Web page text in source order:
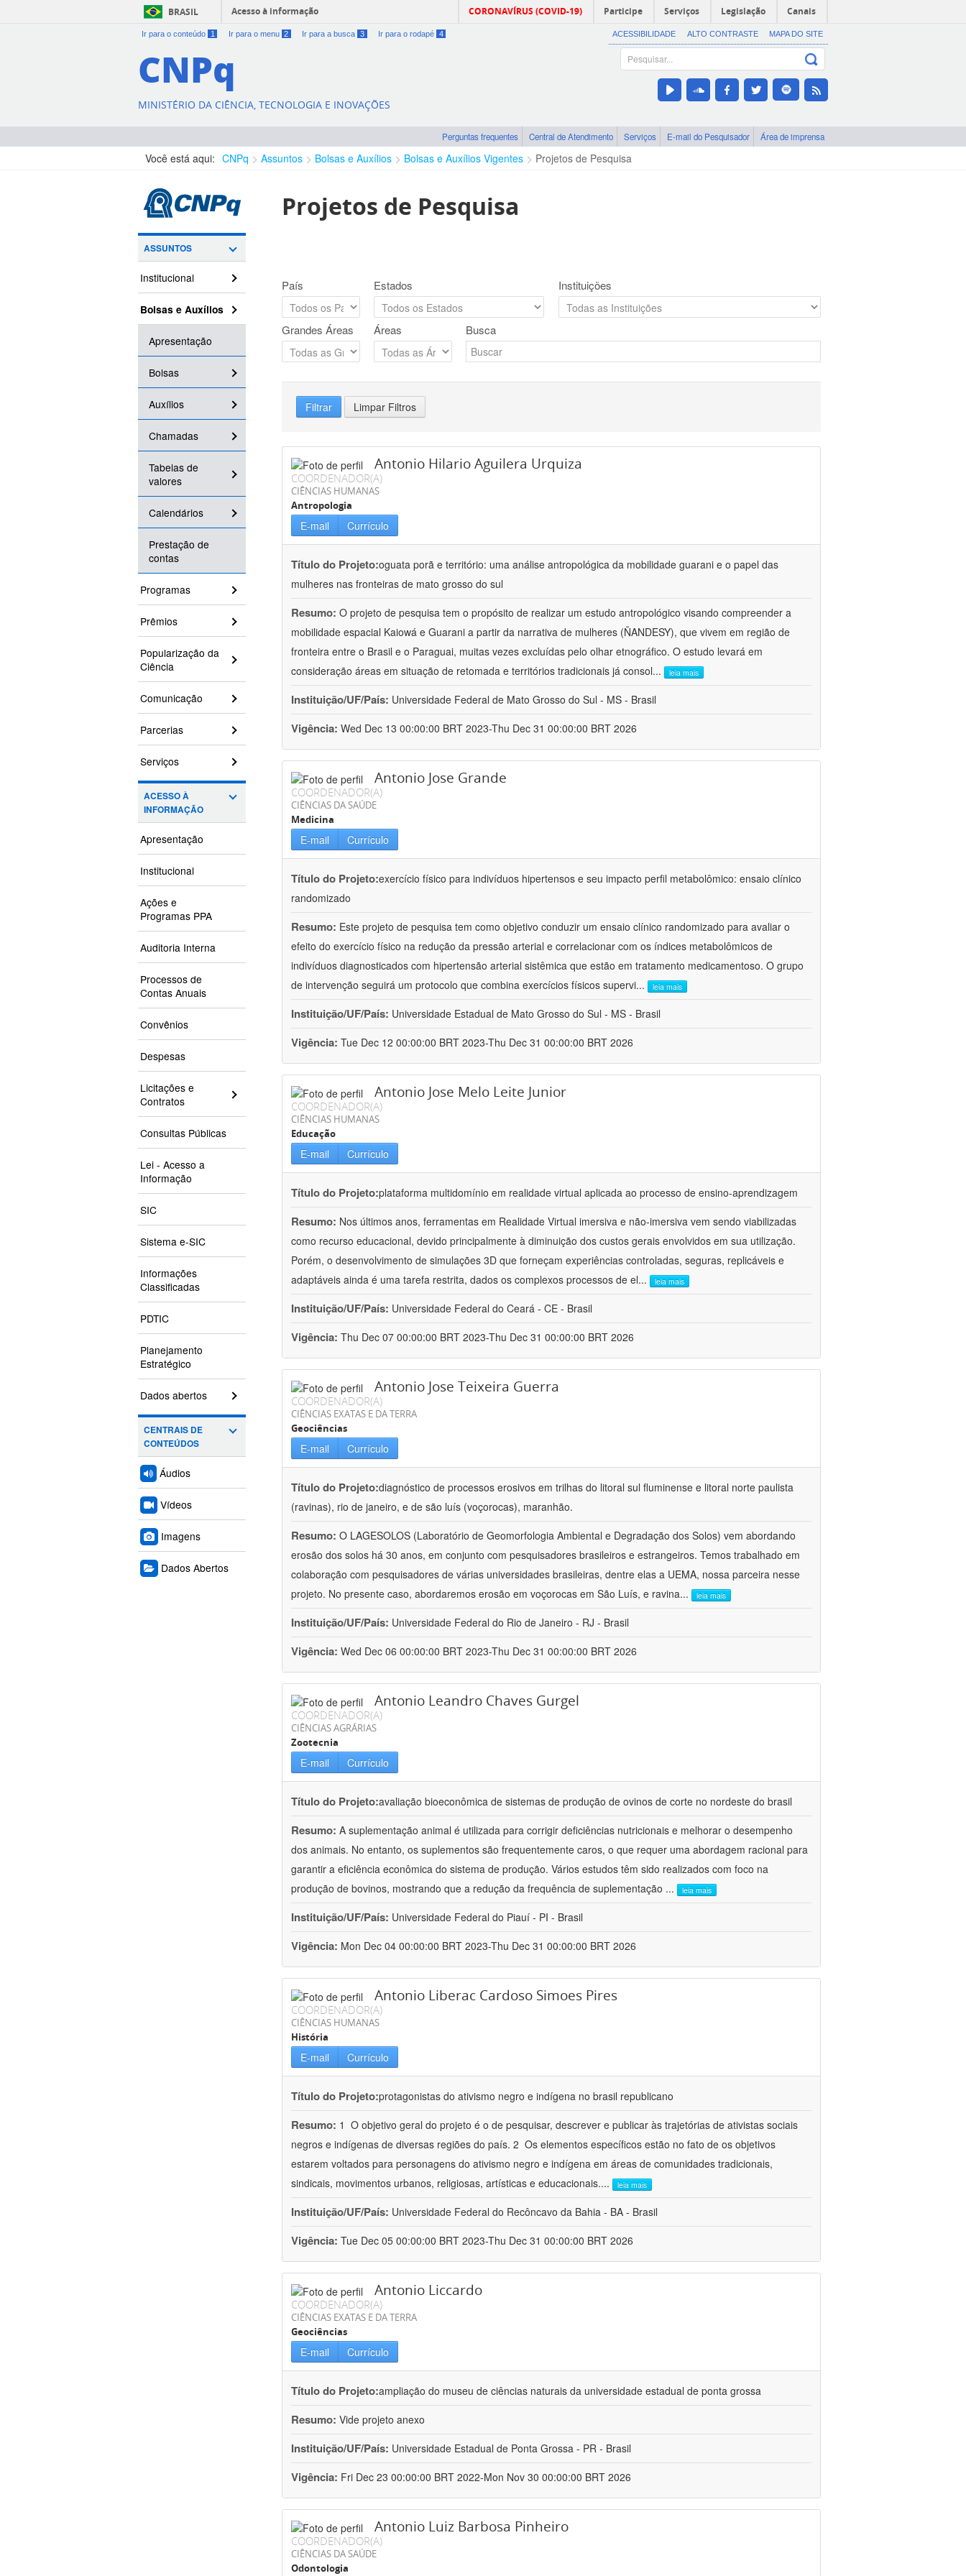
BRASIL Acesso à informação CORONAVÍRUS (COVID-19) Participe Serviços Legislação Canais
Ir para o conteúdo 1 Ir para o menu 2 Ir para a busca 3 Ir para o rodapé 4 ACESSIBILIDADE ALTO CONTRASTE MAPA DO SITE
CNPq
MINISTÉRIO DA CIÊNCIA, TECNOLOGIA E INOVAÇÕES
Perguntas frequentes Central de Atendimento Serviços E-mail do Pesquisador Área de imprensa
Você está aqui: CNPq Assuntos Bolsas e Auxílios Bolsas e Auxílios Vigentes Projetos de Pesquisa
ASSUNTOS
Institucional
Bolsas e Auxílios
Apresentação
Bolsas
Auxílios
Chamadas
Tabelas de
valores
Calendários
Prestação de
contas
Programas
Prêmios
Popularização da
Ciência
Comunicação
Parcerias
Serviços
ACESSO À
INFORMAÇÃO
Apresentação
Institucional
Ações e
Programas PPA
Auditoria Interna
Processos de
Contas Anuais
Convênios
Despesas
Licitações e
Contratos
Consultas Públicas
Lei - Acesso a
Informação
SIC
Sistema e-SIC
Informações
Classificadas
PDTIC
Planejamento
Estratégico
Dados abertos
CENTRAIS DE
CONTEÚDOS
Áudios
Vídeos
Imagens
Dados Abertos
Projetos de Pesquisa
País Estados Instituições
Grandes Áreas Áreas Busca
Filtrar Limpar Filtros
Antonio Hilario Aguilera Urquiza
COORDENADOR(A)
CIÊNCIAS HUMANAS
Antropologia
E-mail Currículo
Título do Projeto:oguata porã e território: uma análise antropológica da mobilidade guarani e o papel das
mulheres nas fronteiras de mato grosso do sul
Resumo: O projeto de pesquisa tem o propósito de realizar um estudo antropológico visando compreender a
mobilidade espacial Kaiowá e Guarani a partir da narrativa de mulheres (ÑANDESY), que vivem em região de
fronteira entre o Brasil e o Paraguai, muitas vezes excluídas pelo olhar etnográfico. O estudo levará em
consideração áreas em situação de retomada e territórios tradicionais já consol... leia mais
Instituição/UF/País: Universidade Federal de Mato Grosso do Sul - MS - Brasil
Vigência: Wed Dec 13 00:00:00 BRT 2023-Thu Dec 31 00:00:00 BRT 2026
Antonio Jose Grande
COORDENADOR(A)
CIÊNCIAS DA SAÚDE
Medicina
E-mail Currículo
Título do Projeto:exercício físico para indivíduos hipertensos e seu impacto perfil metabolômico: ensaio clínico
randomizado
Resumo: Este projeto de pesquisa tem como objetivo conduzir um ensaio clínico randomizado para avaliar o
efeito do exercício físico na redução da pressão arterial e correlacionar com os índices metabolômicos de
indivíduos diagnosticados com hipertensão arterial sistêmica que estão em tratamento medicamentoso. O grupo
de intervenção seguirá um protocolo que combina exercícios físicos supervi... leia mais
Instituição/UF/País: Universidade Estadual de Mato Grosso do Sul - MS - Brasil
Vigência: Tue Dec 12 00:00:00 BRT 2023-Thu Dec 31 00:00:00 BRT 2026
Antonio Jose Melo Leite Junior
COORDENADOR(A)
CIÊNCIAS HUMANAS
Educação
E-mail Currículo
Título do Projeto:plataforma multidomínio em realidade virtual aplicada ao processo de ensino-aprendizagem
Resumo: Nos últimos anos, ferramentas em Realidade Virtual imersiva e não-imersiva vem sendo viabilizadas
como recurso educacional, devido principalmente à diminuição dos custos gerais envolvidos em sua utilização.
Porém, o desenvolvimento de simulações 3D que forneçam experiências controladas, seguras, replicáveis e
adaptáveis ainda é uma tarefa restrita, dados os complexos processos de el... leia mais
Instituição/UF/País: Universidade Federal do Ceará - CE - Brasil
Vigência: Thu Dec 07 00:00:00 BRT 2023-Thu Dec 31 00:00:00 BRT 2026
Antonio Jose Teixeira Guerra
COORDENADOR(A)
CIÊNCIAS EXATAS E DA TERRA
Geociências
E-mail Currículo
Título do Projeto:diagnóstico de processos erosivos em trilhas do litoral sul fluminense e litoral norte paulista
(ravinas), rio de janeiro, e de são luís (voçorocas), maranhão.
Resumo: O LAGESOLOS (Laboratório de Geomorfologia Ambiental e Degradação dos Solos) vem abordando
erosão dos solos há 30 anos, em conjunto com pesquisadores brasileiros e estrangeiros. Temos trabalhado em
colaboração com pesquisadores de várias universidades brasileiras, dentre elas a UEMA, nossa parceira nesse
projeto. No presente caso, abordaremos erosão em voçorocas em São Luís, e ravina... leia mais
Instituição/UF/País: Universidade Federal do Rio de Janeiro - RJ - Brasil
Vigência: Wed Dec 06 00:00:00 BRT 2023-Thu Dec 31 00:00:00 BRT 2026
Antonio Leandro Chaves Gurgel
COORDENADOR(A)
CIÊNCIAS AGRÁRIAS
Zootecnia
E-mail Currículo
Título do Projeto:avaliação bioeconômica de sistemas de produção de ovinos de corte no nordeste do brasil
Resumo: A suplementação animal é utilizada para corrigir deficiências nutricionais e melhorar o desempenho
dos animais. No entanto, os suplementos são frequentemente caros, o que requer uma abordagem racional para
garantir a eficiência econômica do sistema de produção. Vários estudos têm sido realizados com foco na
produção de bovinos, mostrando que a redução da frequência de suplementação ... leia mais
Instituição/UF/País: Universidade Federal do Piauí - PI - Brasil
Vigência: Mon Dec 04 00:00:00 BRT 2023-Thu Dec 31 00:00:00 BRT 2026
Antonio Liberac Cardoso Simoes Pires
COORDENADOR(A)
CIÊNCIAS HUMANAS
História
E-mail Currículo
Título do Projeto:protagonistas do ativismo negro e indígena no brasil republicano
Resumo: 1  O objetivo geral do projeto é o de pesquisar, descrever e publicar às trajetórias de ativistas sociais
negros e indígenas de diversas regiões do país. 2  Os elementos específicos estão no fato de os objetivos
estarem voltados para personagens do ativismo negro e indígena em áreas de comunidades tradicionais,
sindicais, movimentos urbanos, religiosas, artísticas e educacionais.... leia mais
Instituição/UF/País: Universidade Federal do Recôncavo da Bahia - BA - Brasil
Vigência: Tue Dec 05 00:00:00 BRT 2023-Thu Dec 31 00:00:00 BRT 2026
Antonio Liccardo
COORDENADOR(A)
CIÊNCIAS EXATAS E DA TERRA
Geociências
E-mail Currículo
Título do Projeto:ampliação do museu de ciências naturais da universidade estadual de ponta grossa
Resumo: Vide projeto anexo
Instituição/UF/País: Universidade Estadual de Ponta Grossa - PR - Brasil
Vigência: Fri Dec 23 00:00:00 BRT 2022-Mon Nov 30 00:00:00 BRT 2026
Antonio Luiz Barbosa Pinheiro
COORDENADOR(A)
CIÊNCIAS DA SAÚDE
Odontologia